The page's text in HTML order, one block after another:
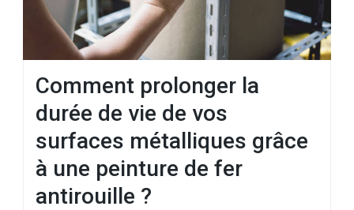
Comment prolonger la
durée de vie de vos
surfaces métalliques grâce
à une peinture de fer
antirouille ?